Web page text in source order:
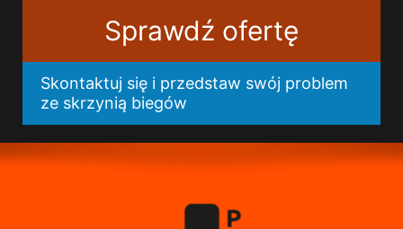
Sprawdź ofertę
Skontaktuj się i przedstaw swój problem
ze skrzynią biegów